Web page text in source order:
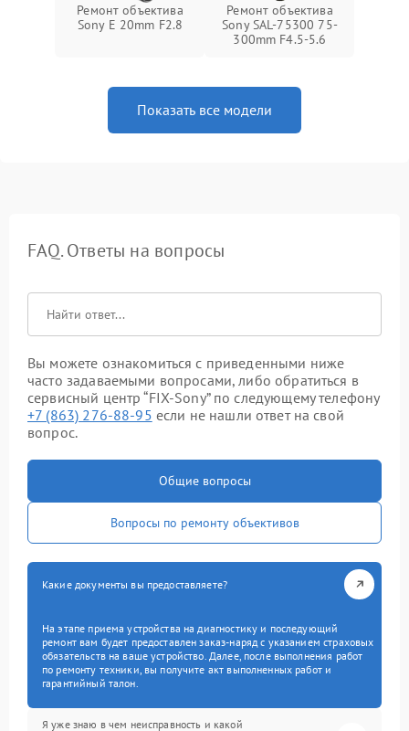
Ремонт объектива
Sony E 20mm F2.8
Ремонт объектива
Sony SAL-75300 75-
300mm F4.5-5.6
Показать все модели
FAQ. Ответы на вопросы
Вы можете ознакомиться с приведенными ниже
часто задаваемыми вопросами, либо обратиться в
сервисный центр “FIX-Sony” по следующему телефону
+7 (863) 276-88-95 если не нашли ответ на свой
вопрос.
Общие вопросы
Вопросы по ремонту объективов
Какие документы вы предоставляете?
На этапе приема устройства на диагностику и последующий
ремонт вам будет предоставлен заказ-наряд с указанием страховых
обязательств на ваше устройство. Далее, после выполнения работ
по ремонту техники, вы получите акт выполненных работ и
гарантийный талон.
Я уже знаю в чем неисправность и какой